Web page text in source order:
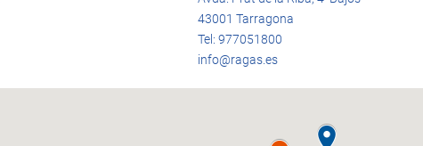
43001 Tarragona
Tel: 977051800
info@ragas.es